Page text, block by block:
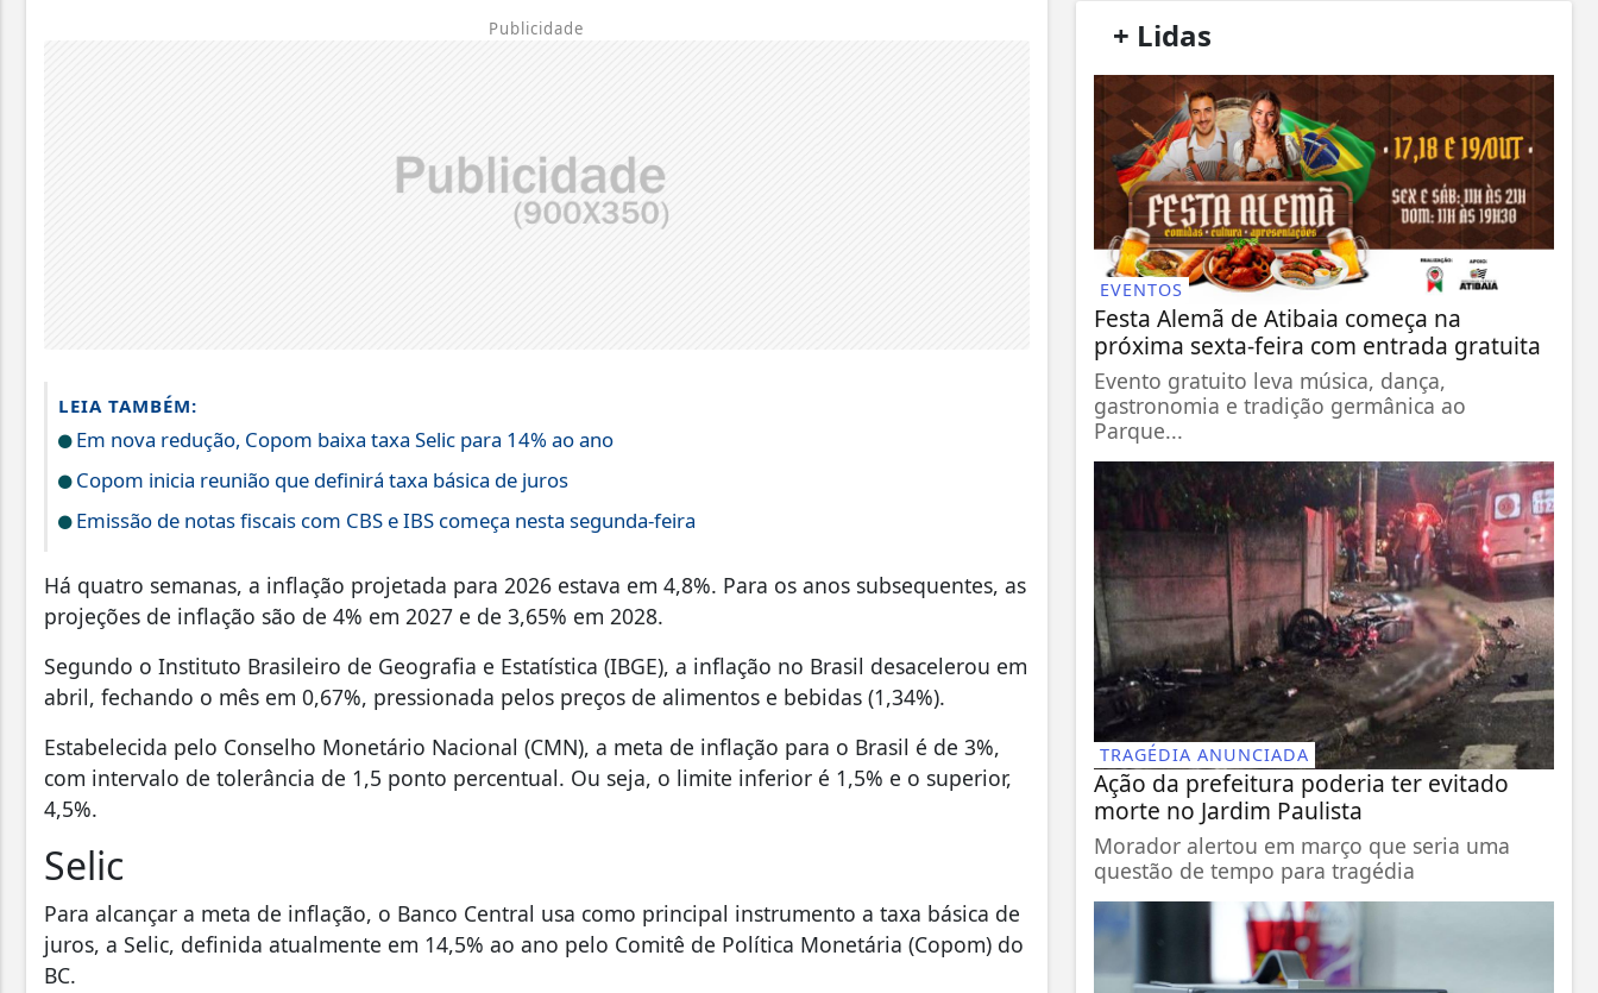
Publicidade
LEIA TAMBÉM:
Em nova redução, Copom baixa taxa Selic para 14% ao ano
Copom inicia reunião que definirá taxa básica de juros
Emissão de notas fiscais com CBS e IBS começa nesta segunda-feira
Há quatro semanas, a inflação projetada para 2026 estava em 4,8%. Para os anos subsequentes, as
projeções de inflação são de 4% em 2027 e de 3,65% em 2028.
Segundo o Instituto Brasileiro de Geografia e Estatística (IBGE), a inflação no Brasil desacelerou em
abril, fechando o mês em 0,67%, pressionada pelos preços de alimentos e bebidas (1,34%).
Estabelecida pelo Conselho Monetário Nacional (CMN), a meta de inflação para o Brasil é de 3%,
com intervalo de tolerância de 1,5 ponto percentual. Ou seja, o limite inferior é 1,5% e o superior,
4,5%.
Selic
Para alcançar a meta de inflação, o Banco Central usa como principal instrumento a taxa básica de
juros, a Selic, definida atualmente em 14,5% ao ano pelo Comitê de Política Monetária (Copom) do
BC.
+ Lidas
EVENTOS
Festa Alemã de Atibaia começa na
próxima sexta-feira com entrada gratuita
Evento gratuito leva música, dança,
gastronomia e tradição germânica ao
Parque...
TRAGÉDIA ANUNCIADA
Ação da prefeitura poderia ter evitado
morte no Jardim Paulista
Morador alertou em março que seria uma
questão de tempo para tragédia